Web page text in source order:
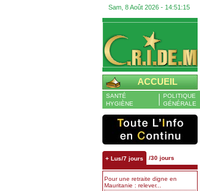
Sam, 8 Août 2026 - 14:51:16
ACCUEIL
SANTÉ
HYGIÈNE
POLITIQUE
GÉNÉRALE
+ Lus/7 jours /30 jours
Pour une retraite digne en
Mauritanie : relever...